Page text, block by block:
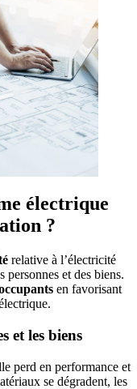
électrique
?
relative à l’électricité
personnes et des biens.
en favorisant
et les biens
perd en performance et
se dégradent, les